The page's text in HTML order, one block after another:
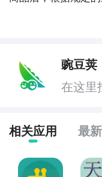
豌豆荚
在这里
相关应用 最